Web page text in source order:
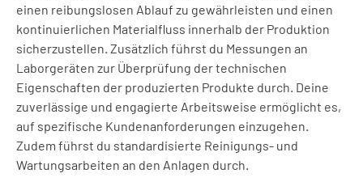
einen reibungslosen Ablauf zu gewährleisten und einen
kontinuierlichen Materialfluss innerhalb der Produktion
sicherzustellen. Zusätzlich führst du Messungen an
Laborgeräten zur Überprüfung der technischen
Eigenschaften der produzierten Produkte durch. Deine
zuverlässige und engagierte Arbeitsweise ermöglicht es,
auf spezifische Kundenanforderungen einzugehen.
Zudem führst du standardisierte Reinigungs- und
Wartungsarbeiten an den Anlagen durch.